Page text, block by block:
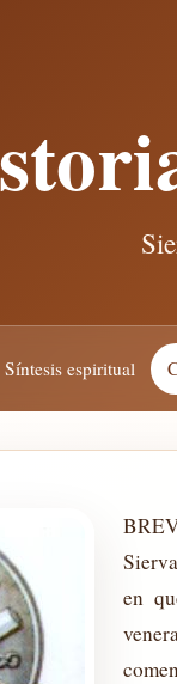
Síntesis espiritual
en